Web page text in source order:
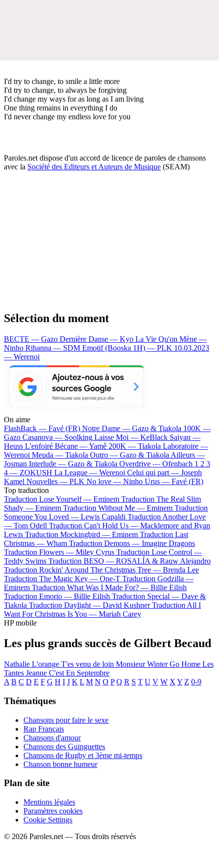
I'd try to change, to smile a little more
I'd try to change, to always be forgiving
I'd change my ways for as long as I am living
One thing remains in everything I do
I'd never change my endless love for you
Paroles.net dispose d'un accord de licence de paroles de chansons
avec la Société des Editeurs et Auteurs de Musique (SEAM)
Sélection du moment
BECTE — Gazo Dernière Danse — Kyo La Vie Qu'on Mène —
Ninho Rihanna — SDM Emotif (Booska 1H) — PLK 10.03.2023
— Werenoi
On aime
FlashBack — Favé (FR) Notre Dame — Gazo & Tiakola 100K —
Gazo Casanova — Soolking Laisse Moi — KeBlack Saiyan —
Heuss L'enfoiré Bécane —Yamê 200K — Tiakola Laboratoire —
Werenoi Meuda — Tiakola Outro — Gazo & Tiakola Ailleurs —
Josman Interlude — Gazo & Tiakola Overdrive — Ofenbach 1 2 3
4 — ZOKUSH La League — Werenoi Celui qui part — Joseph
Kamel Nouvelles — PLK No love — Ninho Urus — Favé (FR)
Top traduction
Traduction Lose Yourself — Eminem Traduction The Real Slim
Shady — Eminem Traduction Without Me — Eminem Traduction
Someone You Loved — Lewis Capaldi Traduction Another Love
— Tom Odell Traduction Can't Hold Us — Macklemore and Ryan
Lewis Traduction Mockingbird — Eminem Traduction Last
Christmas — Wham Traduction Demons — Imagine Dragons
Traduction Flowers — Miley Cyrus Traduction Lose Control —
Teddy Swims Traduction BESO — ROSALÍA & Rauw Alejandro
Traduction Rockin' Around The Christmas Tree — Brenda Lee
Traduction The Magic Key — One-T Traduction Godzilla —
Eminem Traduction What Was I Made For? — Billie Eilish
Traduction Emorio — Billie Eilish Traduction Special — Dave &
Tiakola Traduction Daylight — David Kushner Traduction All I
Want For Christmas Is You — Mariah Carey
HP mobile
Les plus grands succès de Gilbert Becaud
Nathalie L'orange T'es venu de loin Monsieur Winter Go Home Les
Tantes Jeanne C'est En Septembre
A B C D E F G H I J K L M N O P Q R S T U V W X Y Z 0-9
Thématiques
Chansons pour faire le sexe
Rap Français
Chansons d'amour
Chansons des Guinguettes
Chansons de Rugby et 3ème mi-temps
Chanson bonne humeur
Plan de site
Mentions légales
Paramètres cookies
Cookie Settings
© 2026 Paroles.net — Tous droits réservés